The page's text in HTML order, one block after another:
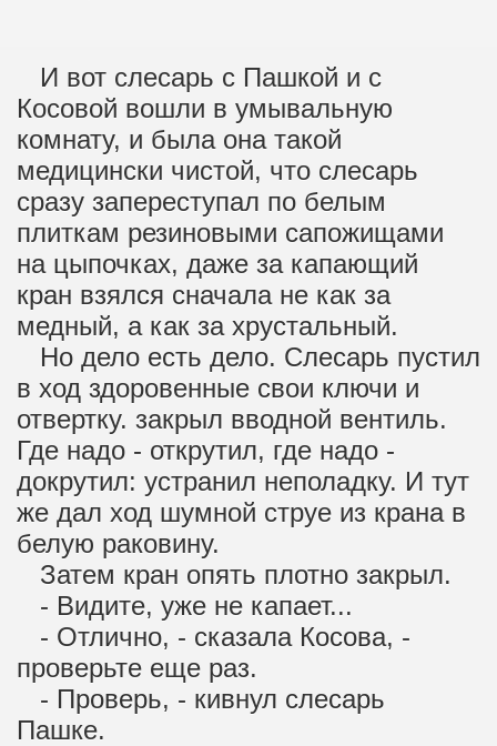
И вот слесарь с Пашкой и с
Косовой вошли в умывальную
комнату, и была она такой
медицински чистой, что слесарь
сразу запереступал по белым
плиткам резиновыми сапожищами
на цыпочках, даже за капающий
кран взялся сначала не как за
медный, а как за хрустальный.
Но дело есть дело. Слесарь пустил
в ход здоровенные свои ключи и
отвертку. закрыл вводной вентиль.
Где надо - открутил, где надо -
докрутил: устранил неполадку. И тут
же дал ход шумной струе из крана в
белую раковину.
Затем кран опять плотно закрыл.
- Видите, уже не капает...
- Отлично, - сказала Косова, -
проверьте еще раз.
- Проверь, - кивнул слесарь
Пашке.